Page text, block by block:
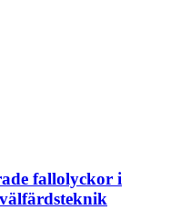
fallolyckor i